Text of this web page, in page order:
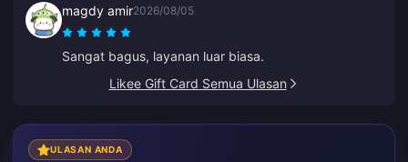
kecepatan pengirimannya mengalahkan semua yang
pernah saya coba; dan ini sangat simpel, cukup
beberapa klik dan selesai. Ini membuat hidup lebih
magdy amir2026/08/05
Sangat bagus, layanan luar biasa.
Likee Gift Card Semua Ulasan
ULASAN ANDA